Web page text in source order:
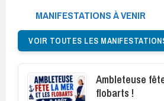
MANIFESTATIONS À VENIR
VOIR TOUTES LES
Ambleteuse
flobarts !